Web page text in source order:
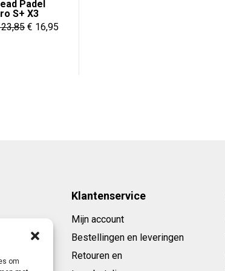
om
Padel
S+ X3
Oorspronkelijke
€ 16,95
€ 16,95.
Klantenservice
Mijn account
Bestellingen en leveringen
Retouren en